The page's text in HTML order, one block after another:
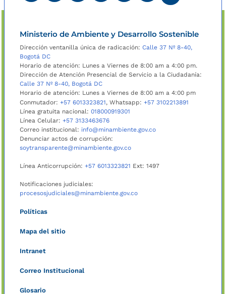
Ministerio de Ambiente y Desarrollo Sostenible
Dirección ventanilla única de radicación: Calle 37 Nº 8-40,
Bogotá DC
Horario de atención: Lunes a Viernes de 8:00 am a 4:00 pm.
Dirección de Atención Presencial de Servicio a la Ciudadanía:
Calle 37 Nº 8-40, Bogotá DC
Horario de atención: Lunes a Viernes de 8:00 am a 4:00 pm
Conmutador: +57 6013323821, Whatsapp: +57 3102213891
Línea gratuita nacional: 018000919301
Línea Celular: +57 3133463676
Correo institucional: info@minambiente.gov.co
Denunciar actos de corrupción:
soytransparente@minambiente.gov.co
Línea Anticorrupción: +57 6013323821 Ext: 1497
Notificaciones judiciales:
procesosjudiciales@minambiente.gov.co
Políticas
Mapa del sitio
Intranet
Correo Institucional
Glosario